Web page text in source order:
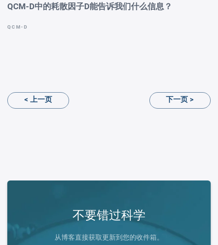
QCM-D中的耗散因子D能告诉我们什么信息？
QCM-D
< 上一页 下一页 >
不要错过科学
从博客直接获取更新到您的收件箱。